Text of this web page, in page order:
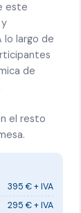
este
lo largo de
de
el resto
395 € + IVA
295 € + IVA